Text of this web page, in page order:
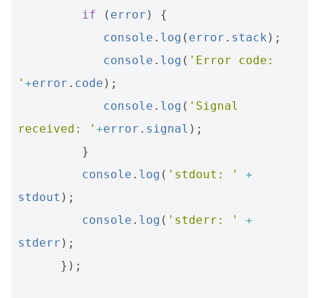
if
( error )
{
console . log ( error . stack );
console . log ( 'Error code:
' +error . code );
console . log ( 'Signal
received: ' +error . signal );
}
console . log ( 'stdout: '
+
stdout );
console . log ( 'stderr: '
+
stderr );
});